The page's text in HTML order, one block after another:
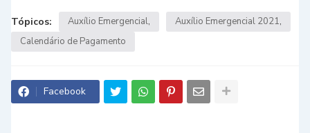
Tópicos: Auxílio Emergencial
Auxílio Emergencial 2021
Calendário de Pagamento
Facebook